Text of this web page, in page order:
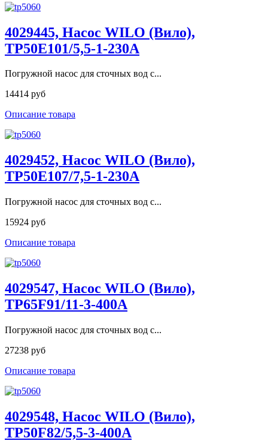
4029445, Насос WILO (Вило),
TP50E101/5,5-1-230A
Погружной насос для сточных вод с...
14414 руб
Описание товара
4029452, Насос WILO (Вило),
TP50E107/7,5-1-230A
Погружной насос для сточных вод с...
15924 руб
Описание товара
4029547, Насос WILO (Вило),
TP65F91/11-3-400A
Погружной насос для сточных вод с...
27238 руб
Описание товара
4029548, Насос WILO (Вило),
TP50F82/5,5-3-400A